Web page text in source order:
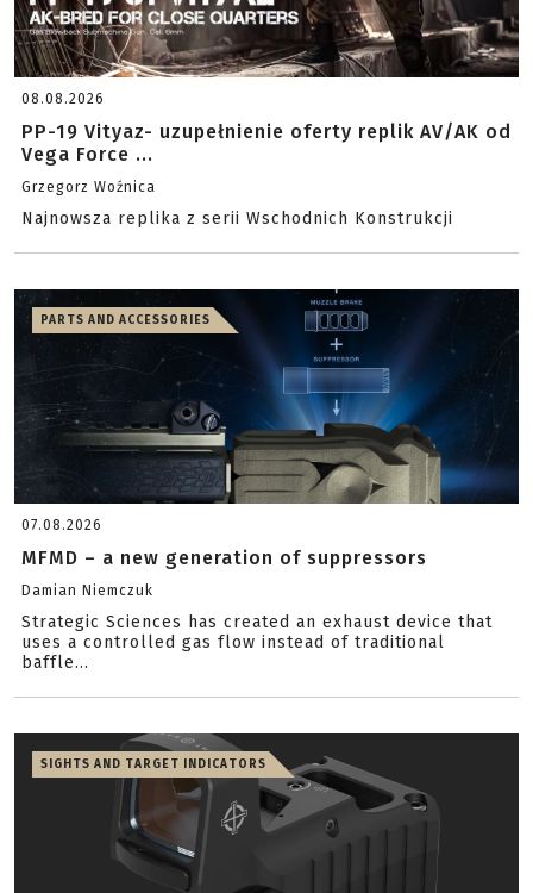
08.08.2026
PP-19 Vityaz- uzupełnienie oferty replik AV/AK od
Vega Force ...
Grzegorz Woźnica
Najnowsza replika z serii Wschodnich Konstrukcji
PARTS AND ACCESSORIES
07.08.2026
MFMD – a new generation of suppressors
Damian Niemczuk
Strategic Sciences has created an exhaust device that
uses a controlled gas flow instead of traditional
baffle...
SIGHTS AND TARGET INDICATORS